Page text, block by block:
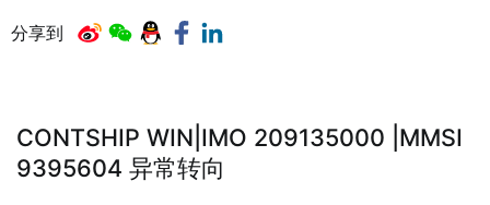
分享到
CONTSHIP WIN|IMO 209135000 |MMSI
9395604 异常转向